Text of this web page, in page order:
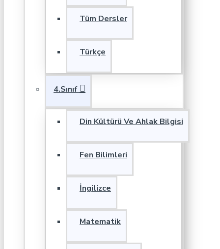
Tüm Dersler
Türkçe
4.Sınıf
Din Kültürü Ve Ahlak Bilgisi
Fen Bilimleri
İngilizce
Matematik